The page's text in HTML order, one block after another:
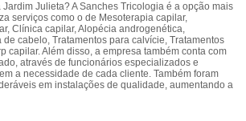
Julieta? A Sanches Tricologia é a opção mais
serviços como o de Mesoterapia capilar,
Clínica capilar, Alopécia androgenética,
cabelo, Tratamentos para calvície, Tratamentos
capilar. Além disso, a empresa também conta com
através de funcionários especializados e
a necessidade de cada cliente. Também foram
em instalações de qualidade, aumentando a